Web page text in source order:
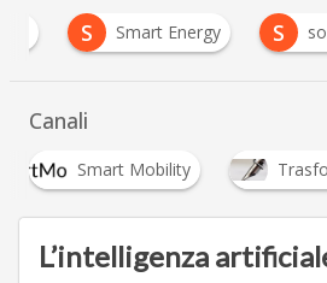
S Smart Energy S
Canali
Smart Mobility
L’intelligenza